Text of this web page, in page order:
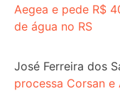
Aegea e pede R$
de água no RS
José Ferreira dos
processa Corsan